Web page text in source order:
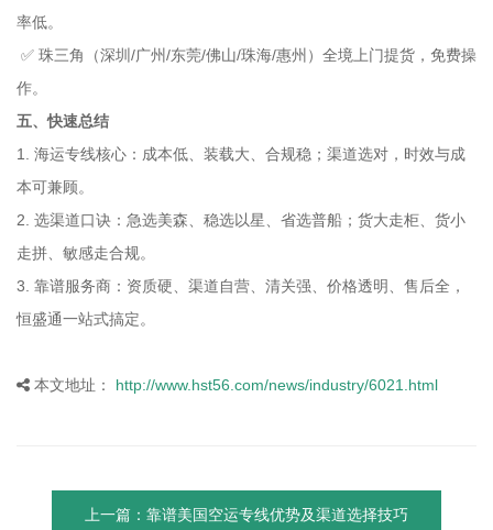
率低。
✅ 珠三角（深圳/广州/东莞/佛山/珠海/惠州）全境上门提货，免费操
作。
五、快速总结
1. 海运专线核心：成本低、装载大、合规稳；渠道选对，时效与成
本可兼顾。
2. 选渠道口诀：急选美森、稳选以星、省选普船；货大走柜、货小
走拼、敏感走合规。
3. 靠谱服务商：资质硬、渠道自营、清关强、价格透明、售后全，
恒盛通一站式搞定。
本文地址： http://www.hst56.com/news/industry/6021.html
上一篇：靠谱美国空运专线优势及渠道选择技巧